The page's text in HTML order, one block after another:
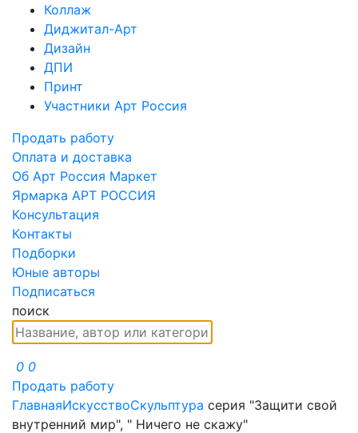
Коллаж
Диджитал-Арт
Дизайн
ДПИ
Принт
Участники Арт Россия
Продать работу
Оплата и доставка
Об Арт Россия Маркет
Ярмарка АРТ РОССИЯ
Консультация
Контакты
Подборки
Юные авторы
Подписаться
поиск
0 0
Продать работу
ГлавнаяИскусствоСкульптура серия "Защити свой
внутренний мир", " Ничего не скажу"